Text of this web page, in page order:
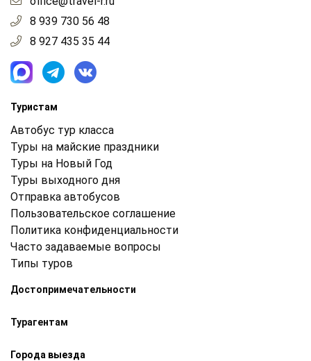
8 939 730 56 48
8 927 435 35 44
Туристам
Автобус тур класса
Туры на майские праздники
Туры на Новый Год
Туры выходного дня
Отправка автобусов
Пользовательское соглашение
Политика конфиденциальности
Часто задаваемые вопросы
Типы туров
Достопримечательности
Турагентам
Города выезда